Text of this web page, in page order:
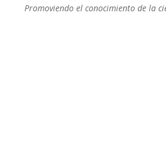
Promoviendo el conocimiento de la